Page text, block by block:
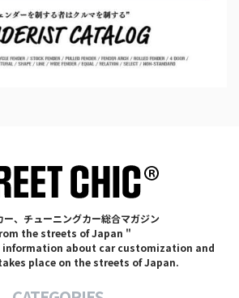
ー、チューニングカー総合マガジン
the streets of Japan "
information about car customization and
place on the streets of Japan.